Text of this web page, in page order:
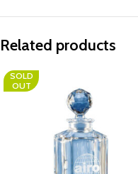
Related products
SOLD
OUT